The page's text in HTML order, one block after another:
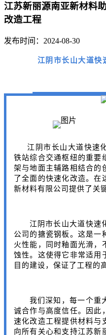
江苏新丽源南亚新材料
改造工程
发布时间：2024-08-30
江阴市长山大道快
江阴市长山大道快速
铁站综合交通枢纽的重要
架与地面主辅路相结合的
了全面的快速化改造。在
新材料有限公司提供了关
江阴市长山大道快速
公司的搪瓷钢板。这是一
火性能，同时釉面光滑，
蚀性。这使得它非常适用
目的建设，保证了工程的
我们深知，每一个重
诚合作与高度信任。因此
速化改造工程提供材料与
向所有关心和支持江苏新